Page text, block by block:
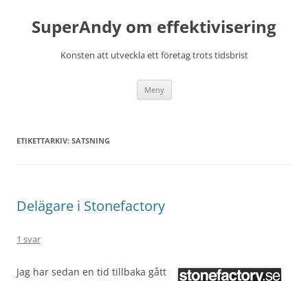
innehåll
SuperAndy om effektivisering
Konsten att utveckla ett företag trots tidsbrist
Meny
ETIKETTARKIV: SATSNING
Delägare i Stonefactory
1 svar
Jag har sedan en tid tillbaka gått